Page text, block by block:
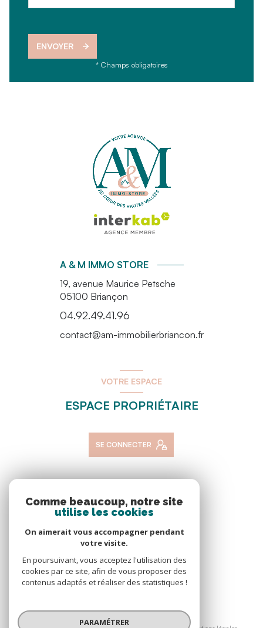
ENVOYER
* Champs obligatoires
A & M IMMO STORE
19, avenue Maurice Petsche
05100 Briançon
04.92.49.41.96
contact@am-immobilierbriancon.fr
VOTRE ESPACE
ESPACE PROPRIÉTAIRE
SE CONNECTER
NOUS SUIVRE
© 2026 | Tous droits réservés
Comme beaucoup, notre site
utilise les cookies
On aimerait vous accompagner pendant
votre visite.
En poursuivant, vous acceptez l'utilisation des
cookies par ce site, afin de vous proposer des
contenus adaptés et réaliser des statistiques !
PARAMÉTRER